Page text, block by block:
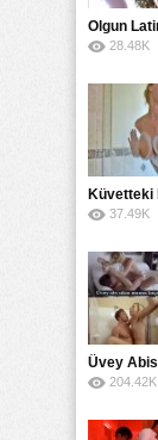
28.48K
37.49K
204.42K